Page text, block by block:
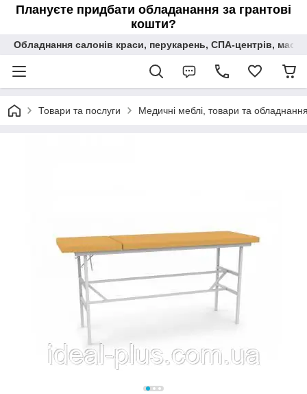
Плануєте придбати обладанання за грантові
кошти?
Обладнання салонів краси, перукарень, СПА-центрів,
Товари та послуги Медичні меблі, товари та обладнання